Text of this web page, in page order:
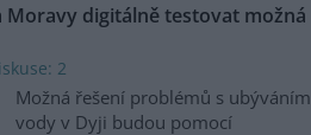
Moravy digitálně testovat možná
2
Možná řešení problémů s ubýváním
vody v Dyji budou pomocí